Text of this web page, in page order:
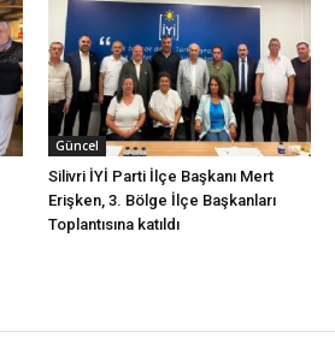
Güncel
Silivri İYİ Parti İlçe Başkanı Mert
Erişken, 3. Bölge İlçe Başkanları
Toplantısına katıldı